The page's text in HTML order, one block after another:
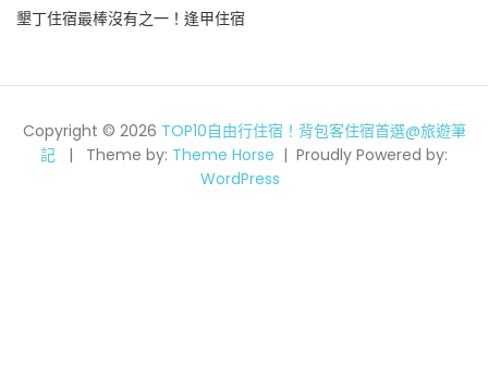
墾丁住宿最棒沒有之一！逢甲住宿
Copyright © 2026 TOP10自由行住宿！背包客住宿首選@旅遊筆
記
Theme by: Theme Horse
Proudly Powered by:
WordPress